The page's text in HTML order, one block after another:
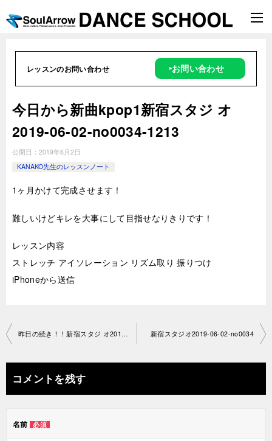
レッスンのお問い合わせ ‣お問い合わせ
今日から新曲kpop1新宿スタジ オ
2019-06-02-no0034-1213
公開日： 2019年6月2日
KANAKO先生のレッスンノート
1ヶ月かけて完成させます！
難しいけどキレを大事にして目指せなりきりです！
レッスン内容
ストレッチ アイソレーション リズム取り 振りつけ
iPhoneから送信
投
ナ
ビ
ー
新宿スタジオ2019-06-02-no0034
コメントを残す
名前 必須